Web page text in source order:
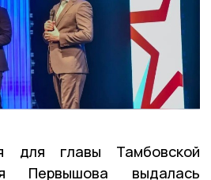
для главы Тамбовской
Первышова выдалась